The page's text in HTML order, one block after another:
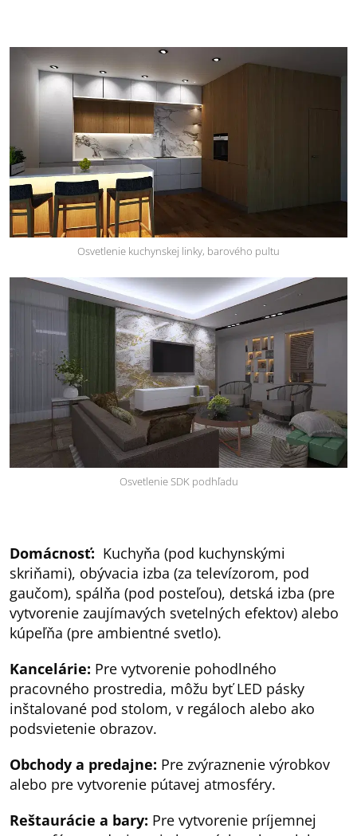
Osvetlenie kuchynskej linky, barového pultu
Osvetlenie SDK podhľadu
Domácnosť: Kuchyňa (pod kuchynskými
skriňami), obývacia izba (za televízorom, pod
gaučom), spálňa (pod posteľou), detská izba (pre
vytvorenie zaujímavých svetelných efektov) alebo
kúpeľňa (pre ambientné svetlo).
Kancelárie: Pre vytvorenie pohodlného
pracovného prostredia, môžu byť LED pásky
inštalované pod stolom, v regáloch alebo ako
podsvietenie obrazov.
Obchody a predajne: Pre zvýraznenie výrobkov
alebo pre vytvorenie pútavej atmosféry.
Reštaurácie a bary: Pre vytvorenie príjemnej